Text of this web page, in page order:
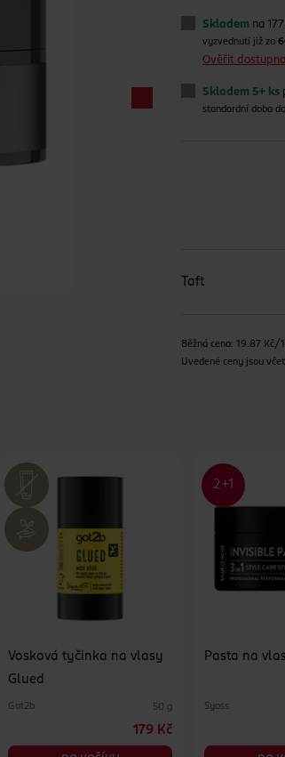
Skladem na
vyzvednutí již za
Ověřit
Skladem 5+ ks
standardní doba
Taft
Běžná cena: 19.87 Kč/
Uvedené ceny jsou
Vosková tyčinka na vlasy
Glued
Got2b 50 g
179 Kč
Pasta na
Syoss